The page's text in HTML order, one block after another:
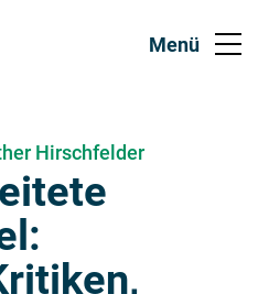
Hirschfelder